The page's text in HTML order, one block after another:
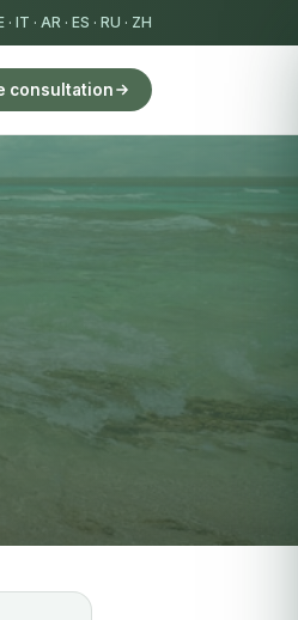
· IT · AR · ES · RU · ZH
consultation